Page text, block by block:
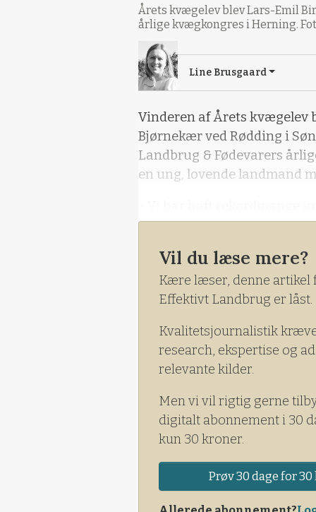
Årets kvægelev blev Lars-Emil
årlige kvægkongres i Herning.
Line Brusgaard
Vinderen af Årets kvægelev
Bjørnekær ved Rødding i
Landbrug & Fødevarers
en ung, lovende landmand
formanden, inden de tre
mennesker.
Vil du læse mere?
Kære læser, denne artikel
Effektivt Landbrug er låst.
Kvalitetsjournalistik
research, ekspertise og
relevante kilder.
Men vi vil rigtig gerne
digitalt abonnement i 30
kun 30 kroner.
Prøv 30 dage for